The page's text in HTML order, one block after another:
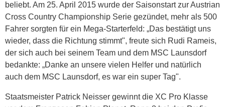
beliebt. Am 25. April 2015 wurde der Saisonstart zur Austrian
Cross Country Championship Serie gezündet, mehr als 500
Fahrer sorgten für ein Mega-Starterfeld: „Das bestätigt uns
wieder, dass die Richtung stimmt", freute sich Rudi Rameis,
der sich auch bei seinem Team und dem MSC Launsdorf
bedankte: „Danke an unsere vielen Helfer und natürlich
auch dem MSC Launsdorf, es war ein super Tag".
Staatsmeister Patrick Neisser gewinnt die XC Pro Klasse